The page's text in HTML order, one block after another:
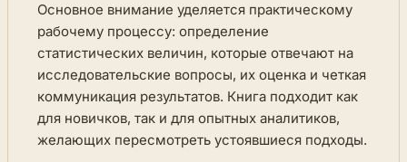
Основное внимание уделяется практическому
рабочему процессу: определение
статистических величин, которые отвечают на
исследовательские вопросы, их оценка и четкая
коммуникация результатов. Книга подходит как
для новичков, так и для опытных аналитиков,
желающих пересмотреть устоявшиеся подходы.